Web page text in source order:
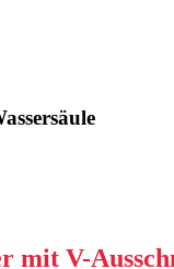
mit V-